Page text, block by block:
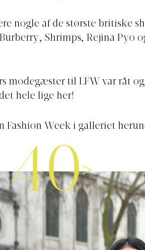
nogle af de største britiske
Shrimps, Rejina Pyo
modegæster til LFW var råt
hele lige her!
Fashion Week i galleriet
40